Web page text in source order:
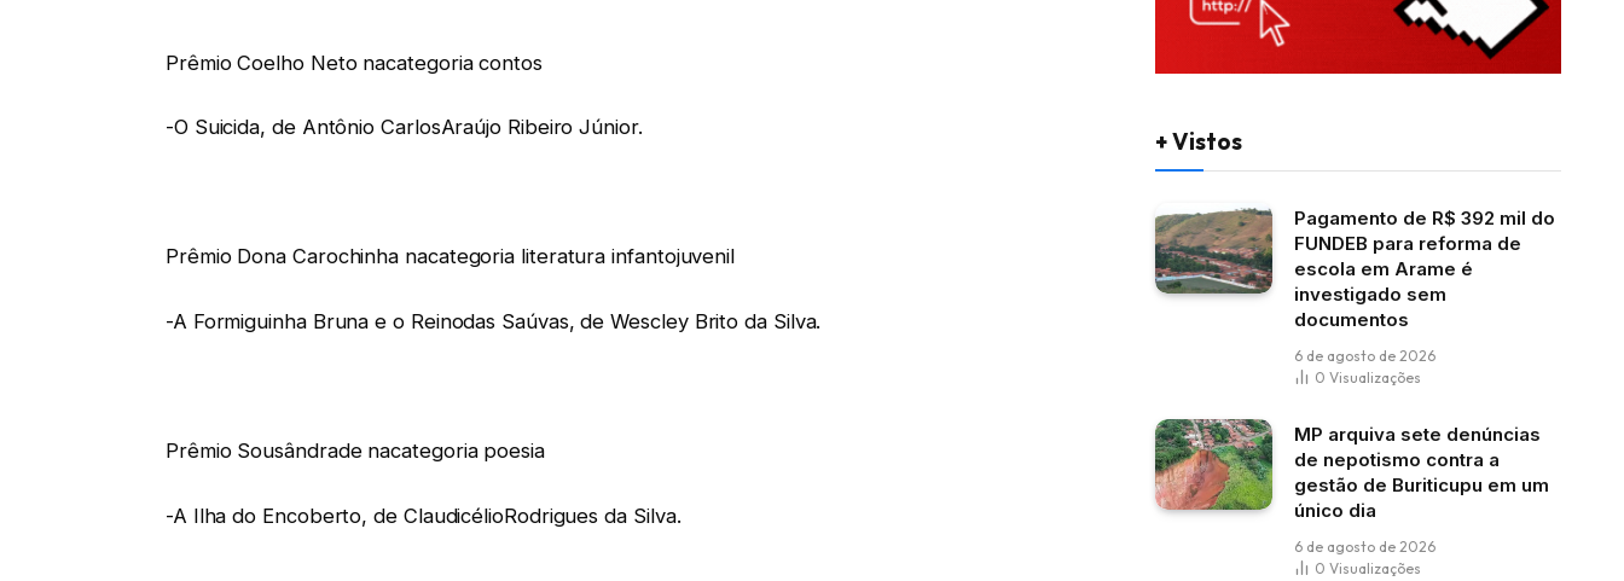
Prêmio Coelho Neto nacategoria contos
-O Suicida, de Antônio CarlosAraújo Ribeiro Júnior.
Prêmio Dona Carochinha nacategoria literatura infantojuvenil
-A Formiguinha Bruna e o Reinodas Saúvas, de Wescley Brito da Silva.
Prêmio Sousândrade nacategoria poesia
-A Ilha do Encoberto, de ClaudicélioRodrigues da Silva.
+ Vistos
Pagamento de R$ 392 mil do
FUNDEB para reforma de
escola em Arame é
investigado sem
documentos
6 de agosto de 2026
0 Visualizações
MP arquiva sete denúncias
de nepotismo contra a
gestão de Buriticupu em um
único dia
6 de agosto de 2026
0 Visualizações